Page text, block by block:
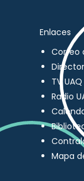
Enlaces
Correo
TV UAQ
Radio
Mapa